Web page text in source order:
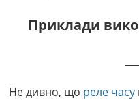
Приклади
Не дивно, що реле часу